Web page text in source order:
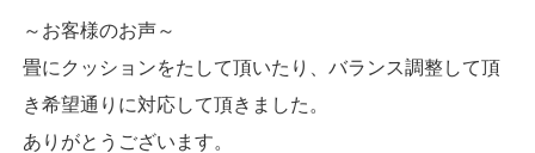
～お客様のお声～
畳にクッションをたして頂いたり、バランス調整して頂
き希望通りに対応して頂きました。
ありがとうございます。